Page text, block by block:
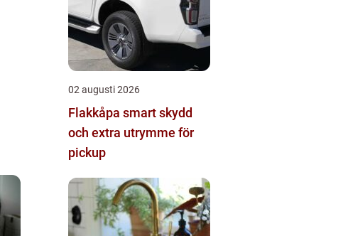
02 augusti 2026
Flakkåpa smart skydd
och extra utrymme för
pickup